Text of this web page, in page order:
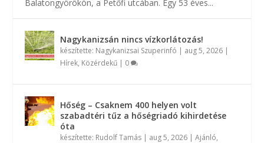
Balatongyörökön, a Petőfi utcában. Egy 53 éves...
Nagykanizsán nincs vízkorlátozás!
készítette: Nagykanizsai Szuperinfó | aug 5, 2026 |
Hírek, Közérdekű | 0
Hőség – Csaknem 400 helyen volt
szabadtéri tűz a hőségriadó kihirdetése
óta
készítette: Rudolf Tamás | aug 5, 2026 |Ajánló,